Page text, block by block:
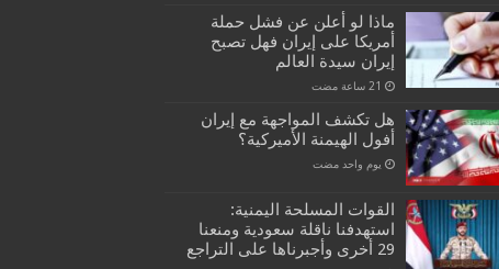
ماذا لو أعلن عن فشل حملة
أمريكا على إيران فهل تصبح
إيران سيدة العالم
هل تكشف المواجهة مع إيران
أفول الهيمنة الأميركية؟
‏يوم واحد مضت
القوات المسلحة اليمنية:
استهدفنا ناقلة سعودية ومنعنا
29 أخرى وأجبرناها على التراجع